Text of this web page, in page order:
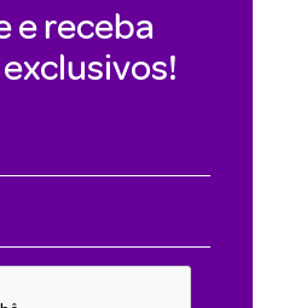
e receba